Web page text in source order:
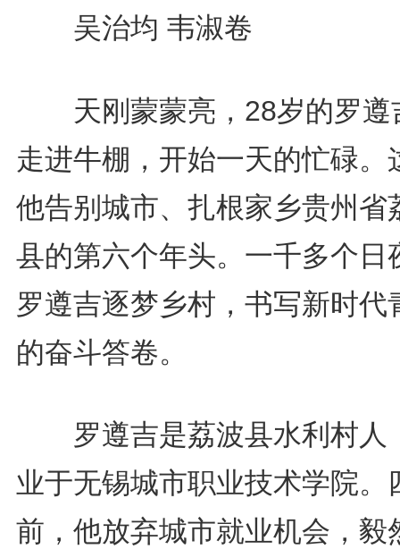
吴治均 韦淑卷
天刚蒙蒙亮，28岁的罗遵
走进牛棚，开始一天的忙碌。
他告别城市、扎根家乡贵州省
县的第六个年头。一千多个日
罗遵吉逐梦乡村，书写新时代
的奋斗答卷。
罗遵吉是荔波县水利村人
业于无锡城市职业技术学院。
前，他放弃城市就业机会，毅